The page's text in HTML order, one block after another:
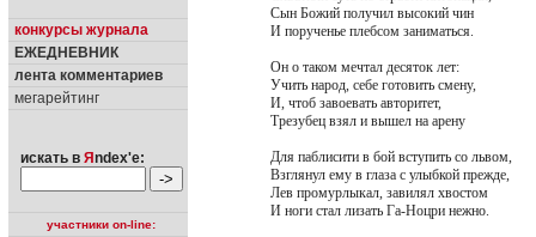
конкурсы журнала
ЕЖЕДНЕВНИК
лента комментариев
мегарейтинг
искать в Я ndex'е:
участники on-line:
Сын Божий получил высокий чин
И порученье плебсом заниматься.
Он о таком мечтал десяток лет:
Учить народ, себе готовить смену,
И, чтоб завоевать авторитет,
Трезубец взял и вышел на арену
Для паблисити в бой вступить со львом,
Взглянул ему в глаза с улыбкой прежде,
Лев промурлыкал, завилял хвостом
И ноги стал лизать Га-Ноцри нежно.